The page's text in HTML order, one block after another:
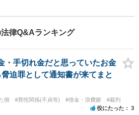
は年間150件以上【子連
談可】【休日・夜間対
律Q&Aランキング
・手切れ金だと思っていたお金
迫罪として通知書が来てまと
側 #異性関係(不貞等) #借金・浪費癖 #裁判
役にたった 3